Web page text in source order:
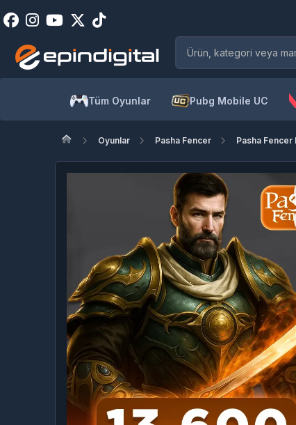
Tüm Oyunlar Pubg Mobile UC
Oyunlar Pasha Fencer Pasha Fencer